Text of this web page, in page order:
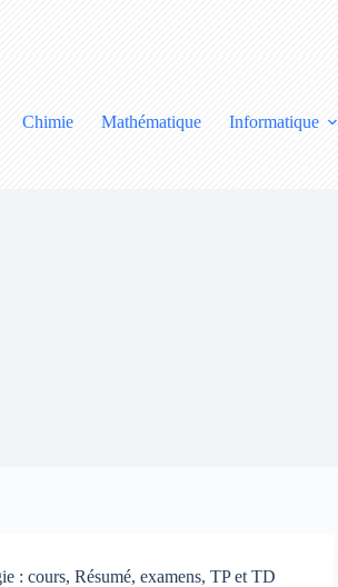
Chimie Mathématique Informatique
: cours, Résumé, examens, TP et TD